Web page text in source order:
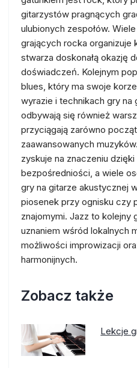
gitarzystów pragnących
ulubionych zespołów.
grających rocka organizuje
stwarza doskonałą okazję
doświadczeń. Kolejnym
blues, który ma swoje
wyrazie i technikach gry
odbywają się również
przyciągają zarówno
zaawansowanych
zyskuje na znaczeniu
bezpośredniości, a wiele
gry na gitarze akustycznej
piosenek przy ognisku czy
znajomymi. Jazz to kolejny
uznaniem wśród lokalnych
możliwości improwizacji
harmonijnych.
Zobacz także
Lekcje